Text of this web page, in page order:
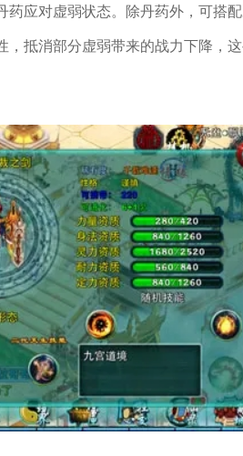
应对虚弱状态。除丹药外，可搭
抵消部分虚弱带来的战力下降，